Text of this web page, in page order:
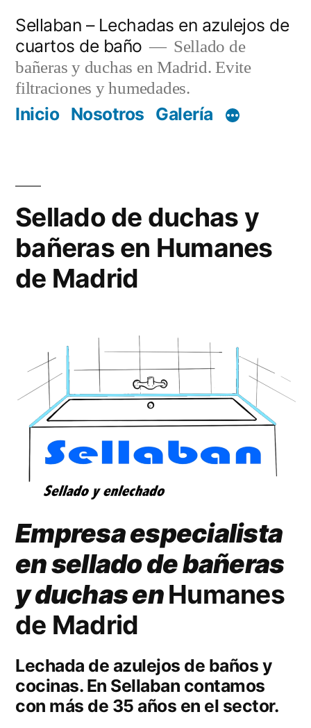
contenido
Sellaban – Lechadas en azulejos de
cuartos de baño
Sellado de
bañeras y duchas en Madrid. Evite
filtraciones y humedades.
Inicio Nosotros Galería
Sellado de duchas y
bañeras en Humanes
de Madrid
Empresa especialista
en sellado de bañeras
y duchas enHumanes
de Madrid
Lechada de azulejos de baños y
cocinas. En Sellaban contamos
con más de 35 años en el sector.